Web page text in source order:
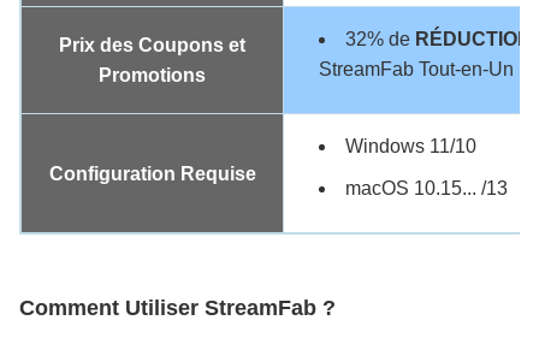
Prix des Coupons et
Promotions
32% de RÉDUCTION
StreamFab Tout-en-Un
Configuration Requise
Windows 11/10
macOS 10.15... /13
Comment Utiliser StreamFab ?